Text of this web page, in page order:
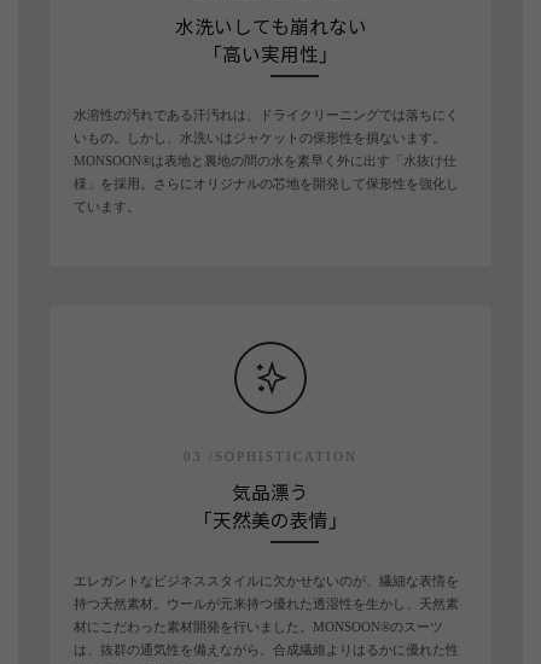
水洗いしても崩れない
「高い実用性」
水溶性の汚れである汗汚れは、ドライクリーニングでは落ちにく
いもの。しかし、水洗いはジャケットの保形性を損ないます。
MONSOON®は表地と裏地の間の水を素早く外に出す「水抜け仕
様」を採用。さらにオリジナルの芯地を開発して保形性を強化し
ています。
03 /SOPHISTICATION
気品漂う
「天然美の表情」
エレガントなビジネススタイルに欠かせないのが、繊細な表情を
持つ天然素材。ウールが元来持つ優れた透湿性を生かし、天然素
材にこだわった素材開発を行いました。MONSOON®のスーツ
は、抜群の通気性を備えながら、合成繊維よりはるかに優れた性